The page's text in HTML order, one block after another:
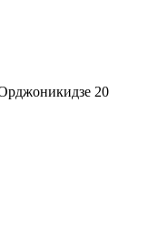
20